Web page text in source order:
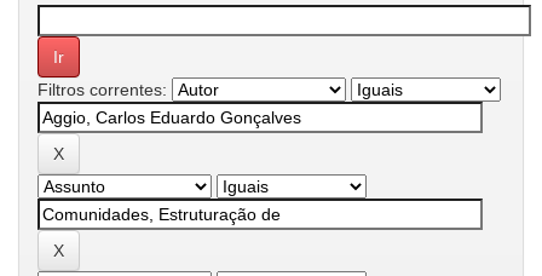
Filtros correntes: